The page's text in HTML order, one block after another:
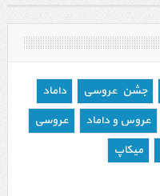
جشن عروسی
داماد
عروس و داماد
عروسی
میکاپ